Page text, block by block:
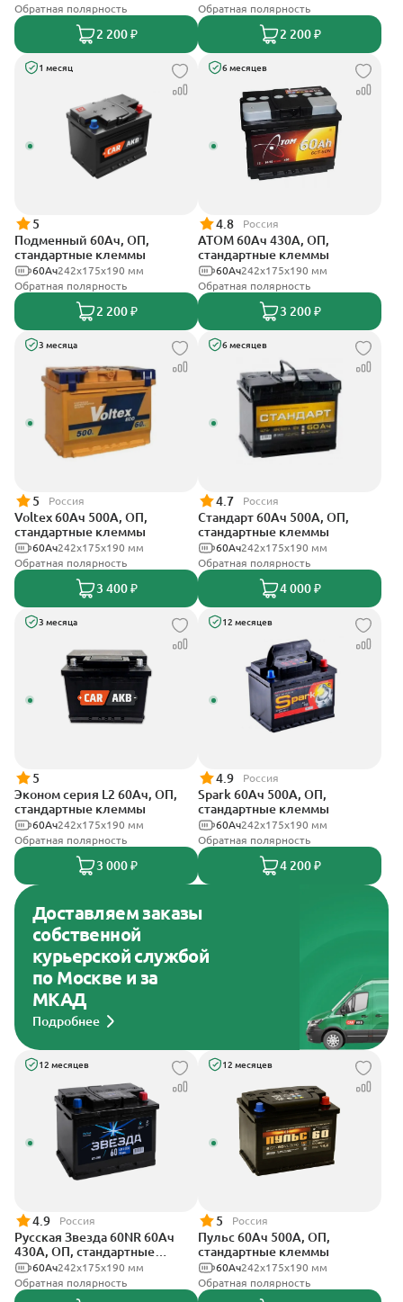
Обратная полярность
2 200 ₽
Обратная полярность
2 200 ₽
1 месяц
5
Подменный 60Ач, ОП,
стандартные клеммы
242х175х190 мм
60Ач
Обратная полярность
2 200 ₽
6 месяцев
4.8 Россия
АТОМ 60Ач 430А, ОП,
стандартные клеммы
242х175х190 мм
60Ач
Обратная полярность
3 200 ₽
3 месяца
5 Россия
Voltex 60Ач 500А, ОП,
стандартные клеммы
242х175х190 мм
60Ач
Обратная полярность
3 400 ₽
6 месяцев
4.7 Россия
Стандарт 60Ач 500А, ОП,
стандартные клеммы
242x175x190 мм
60Ач
Обратная полярность
4 000 ₽
3 месяца
5
Эконом серия L2 60Ач, ОП,
стандартные клеммы
242х175х190 мм
60Ач
Обратная полярность
3 000 ₽
12 месяцев
4.9 Россия
Spark 60Ач 500А, ОП,
стандартные клеммы
242х175х190 мм
60Ач
Обратная полярность
4 200 ₽
Доставляем заказы
собственной
курьерской службой
по Москве и за
МКАД
Подробнее
12 месяцев
4.9 Россия
Русская Звезда 60NR 60Ач
430А, ОП, стандартные
клеммы242x175x190 мм
60Ач
Обратная полярность
12 месяцев
5 Россия
Пульс 60Ач 500А, ОП,
стандартные клеммы
242x175x190 мм
60Ач
Обратная полярность